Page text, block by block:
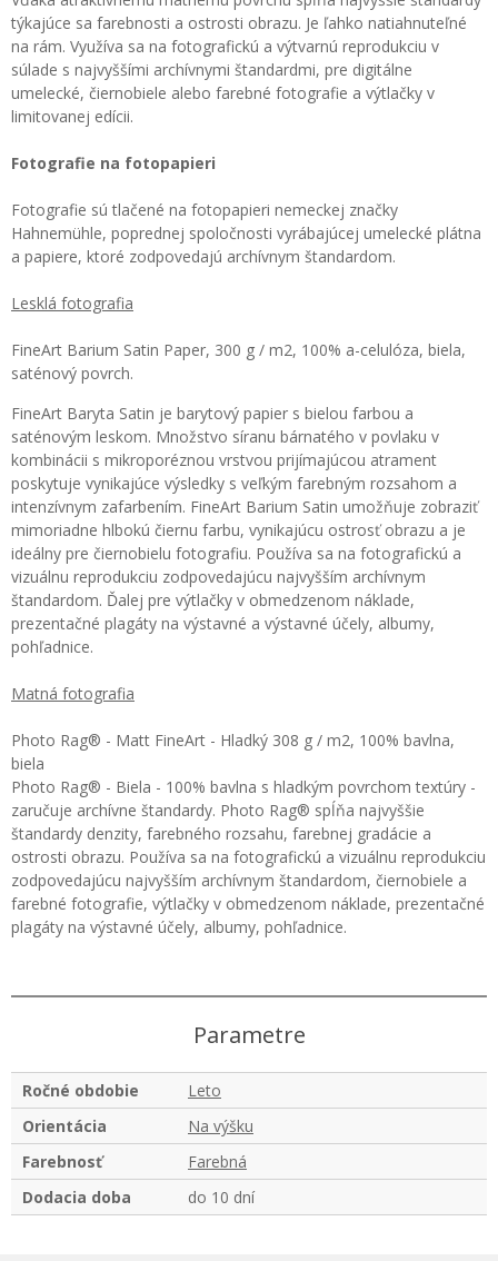
týkajúce sa farebnosti a ostrosti obrazu. Je ľahko natiahnuteľné
na rám. Využíva sa na fotografickú a výtvarnú reprodukciu v
súlade s najvyššími archívnymi štandardmi, pre digitálne
umelecké, čiernobiele alebo farebné fotografie a výtlačky v
limitovanej edícii.
Fotografie na fotopapieri
Fotografie sú tlačené na fotopapieri nemeckej značky
Hahnemühle, poprednej spoločnosti vyrábajúcej umelecké plátna
a papiere, ktoré zodpovedajú archívnym štandardom.
Lesklá fotografia
FineArt Barium Satin Paper, 300 g / m2, 100% a-celulóza, biela,
saténový povrch.
FineArt Baryta Satin je barytový papier s bielou farbou a
saténovým leskom. Množstvo síranu bárnatého v povlaku v
kombinácii s mikroporéznou vrstvou prijímajúcou atrament
poskytuje vynikajúce výsledky s veľkým farebným rozsahom a
intenzívnym zafarbením. FineArt Barium Satin umožňuje zobraziť
mimoriadne hlbokú čiernu farbu, vynikajúcu ostrosť obrazu a je
ideálny pre čiernobielu fotografiu. Používa sa na fotografickú a
vizuálnu reprodukciu zodpovedajúcu najvyšším archívnym
štandardom. Ďalej pre výtlačky v obmedzenom náklade,
prezentačné plagáty na výstavné a výstavné účely, albumy,
pohľadnice.
Matná fotografia
Photo Rag® - Matt FineArt - Hladký 308 g / m2, 100% bavlna,
biela
Photo Rag® - Biela - 100% bavlna s hladkým povrchom textúry -
zaručuje archívne štandardy. Photo Rag® spĺňa najvyššie
štandardy denzity, farebného rozsahu, farebnej gradácie a
ostrosti obrazu. Používa sa na fotografickú a vizuálnu reprodukciu
zodpovedajúcu najvyšším archívnym štandardom, čiernobiele a
farebné fotografie, výtlačky v obmedzenom náklade, prezentačné
plagáty na výstavné účely, albumy, pohľadnice.
Parametre
Ročné obdobie
Leto
Orientácia
Na výšku
Farebnosť
Farebná
Dodacia doba
do 10 dní